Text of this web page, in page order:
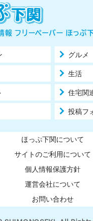
報 フリーペーパー ほっぷ
グルメ
生活
住宅関
投稿フ
ほっぷ下関について
サイトのご利用について
個人情報保護方針
運営会社について
お問い合わせ